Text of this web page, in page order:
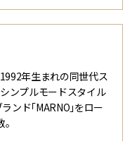
年生まれの同世代ス
ンプルモードスタイル
ンド「MARNO」をロー